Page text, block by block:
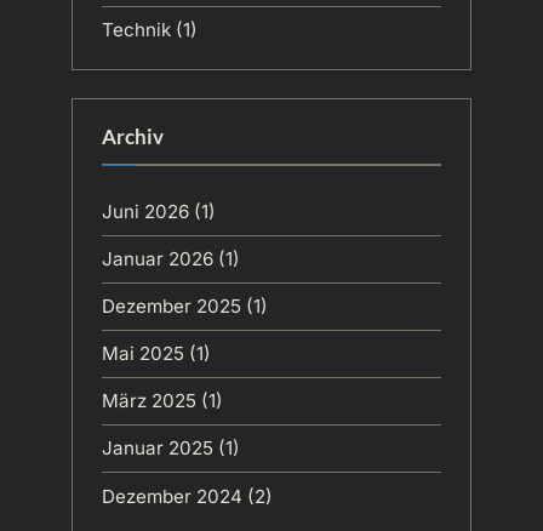
Technik (1)
Archiv
Juni 2026 (1)
Januar 2026 (1)
Dezember 2025 (1)
Mai 2025 (1)
März 2025 (1)
Januar 2025 (1)
Dezember 2024 (2)